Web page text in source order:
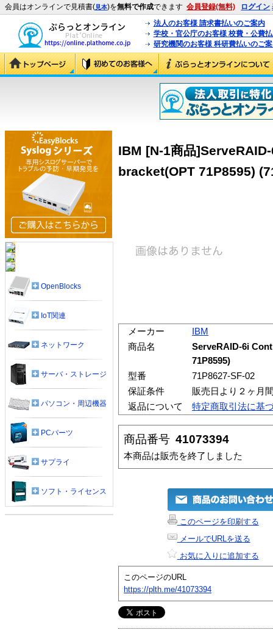
会員はオンラインで見積書(見本)を無料で作成できます 会員登録(無料) ログイン
法人のお客様 請求書払いのご案内
学校・官公庁のお客様 校費・公費
研究機関のお客様 科研費払いのご
IBM [N-1商品
bracket(OPT 71P8595)
メーカー
IBM
商品名
ServeRAID-6i
71P8595)
型番
71P8627-SF-02
保証条件
販売日より２ヶ月
返品について
特定商取引法に基
商品番号 41073394
本商品は販売を終了しました
このページを印刷する
メールでURLを送る
お気に入りに追加する
このページのURL
https://plth.me/41073394
OpenBlocks
IoT関連
ネットワーク
サーバ・ストレージ
パソコン・周辺機器
PCパーツ
サプライ
ソフト・ライセンス